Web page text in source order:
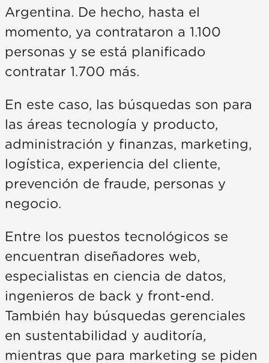
Argentina. De hecho, hasta el
momento, ya contrataron a 1.100
personas y se está planificado
contratar 1.700 más.
En este caso, las búsquedas son para
las áreas tecnología y producto,
administración y finanzas, marketing,
logística, experiencia del cliente,
prevención de fraude, personas y
negocio.
Entre los puestos tecnológicos se
encuentran diseñadores web,
especialistas en ciencia de datos,
ingenieros de back y front-end.
También hay búsquedas gerenciales
en sustentabilidad y auditoría,
mientras que para marketing se piden